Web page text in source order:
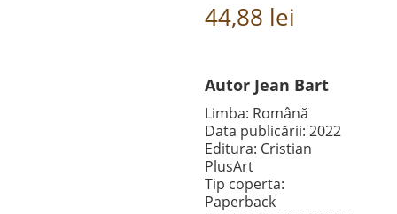
44,88 lei
Autor Jean Bart
Limba: Română
Data publicării: 2022
Editura: Cristian
PlusArt
Tip coperta:
Paperback